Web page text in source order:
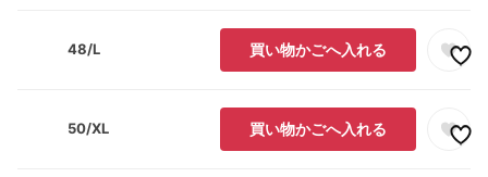
48/L 買い物かごへ入れる
50/XL 買い物かごへ入れる